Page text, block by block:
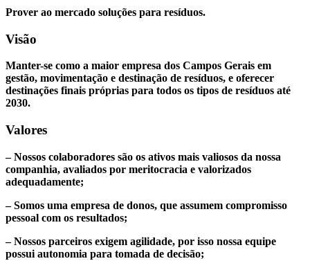
Prover ao mercado soluções para resíduos.
Visão
Manter-se como a maior empresa dos Campos Gerais em
gestão, movimentação e destinação de resíduos, e oferecer
destinações finais próprias para todos os tipos de resíduos até
2030.
Valores
– Nossos colaboradores são os ativos mais valiosos da nossa
companhia, avaliados por meritocracia e valorizados
adequadamente;
– Somos uma empresa de donos, que assumem compromisso
pessoal com os resultados;
– Nossos parceiros exigem agilidade, por isso nossa equipe
possui autonomia para tomada de decisão;